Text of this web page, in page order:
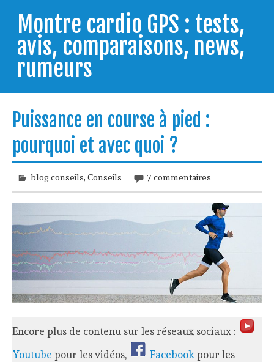
contentMontre cardio GPS : tests,
avis, comparaisons, news,
rumeurs
trouver celle qui répondra à vos besoins et
comprendre comment bien l'utiliser.
Puissance en course à pied :
pourquoi et avec quoi ?
blog conseils,Conseils 7 commentaires
Encore plus de contenu sur les réseaux sociaux :
Youtube pour les vidéos, Facebookpour les